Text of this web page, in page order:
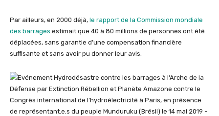
Par ailleurs, en 2000 déjà, le rapport de la Commission mondiale
des barrages estimait que 40 à 80 millions de personnes ont été
déplacées, sans garantie d’une compensation financière
suffisante et sans avoir pu donner leur avis.